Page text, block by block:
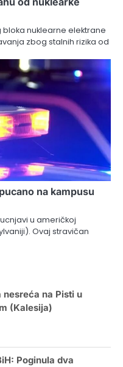
nuklearne elektrane
zbog stalnih rizika od
na kampusu
u američkoj
Ovaj stravičan
na Pisti u
(Kalesija)
Poginula dva